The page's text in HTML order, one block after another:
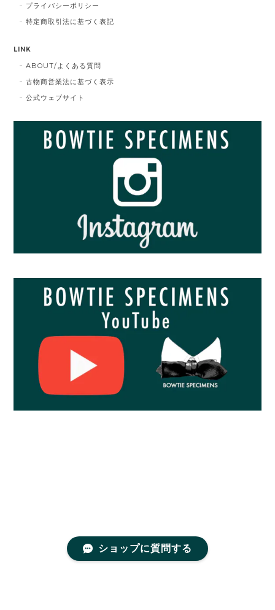
プライバシーポリシー
特定商取引法に基づく表記
LINK
ABOUT/よくある質問
古物商営業法に基づく表示
公式ウェブサイト
ショップに質問する